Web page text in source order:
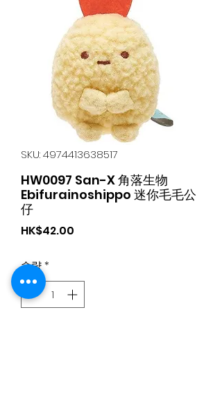
SKU: 4974413638517
HW0097 San-X 角落生物
Ebifurainoshippo 迷你毛毛公
仔
HK$42.00
수량*